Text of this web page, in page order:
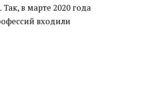
в марте 2020 года
входили